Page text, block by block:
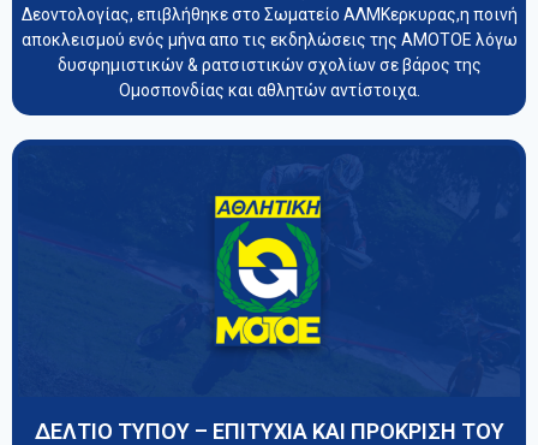
Δεοντολογίας, επιβλήθηκε στο Σωματείο ΑΛΜΚερκυρας,η ποινή
αποκλεισμού ενός μήνα απο τις εκδηλώσεις της ΑΜΟΤΟΕ λόγω
δυσφημιστικών & ρατσιστικών σχολίων σε βάρος της
Ομοσπονδίας και αθλητών αντίστοιχα.
ΔΕΛΤΙΟ ΤΥΠΟΥ – ΕΠΙΤΥΧΙΑ ΚΑΙ ΠΡΟΚΡΙΣΗ ΤΟΥ